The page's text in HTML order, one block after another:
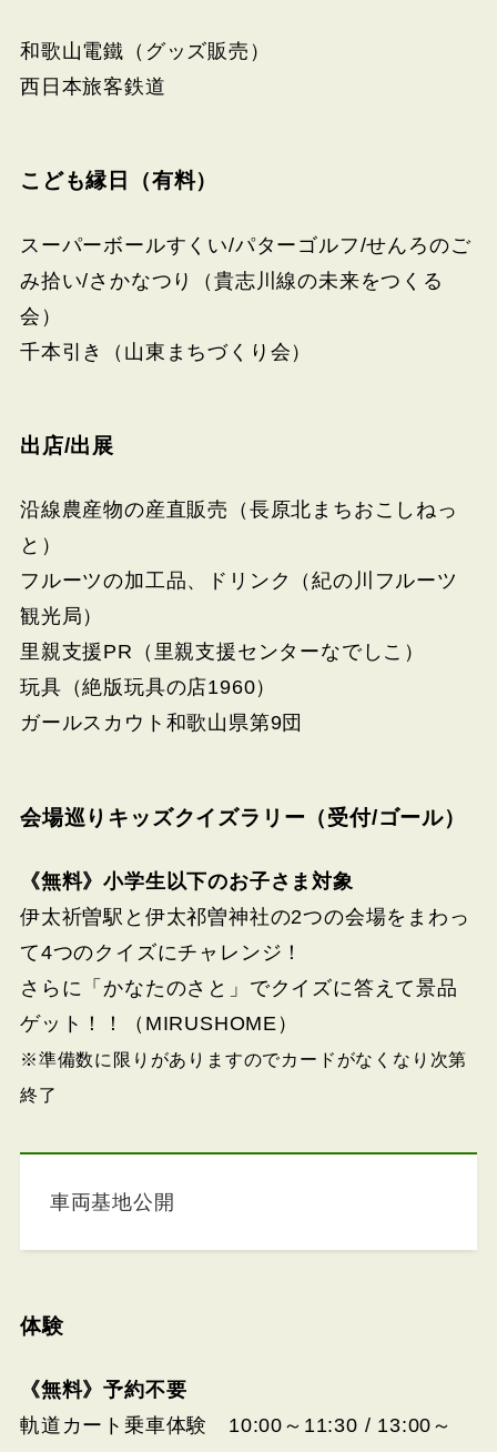
和歌山電鐵（グッズ販売）
西日本旅客鉄道
こども縁日（有料）
スーパーボールすくい/パターゴルフ/せんろのご
み拾い/さかなつり（貴志川線の未来をつくる
会）
千本引き（山東まちづくり会）
出店/出展
沿線農産物の産直販売（長原北まちおこしねっ
と）
フルーツの加工品、ドリンク（紀の川フルーツ
観光局）
里親支援PR（里親支援センターなでしこ）
玩具（絶版玩具の店1960）
ガールスカウト和歌山県第9団
会場巡りキッズクイズラリー（受付/ゴール）
《無料》小学生以下のお子さま対象
伊太祈曽駅と伊太祁曽神社の2つの会場をまわっ
て4つのクイズにチャレンジ！
さらに「かなたのさと」でクイズに答えて景品
ゲット！！（MIRUSHOME）
※準備数に限りがありますのでカードがなくなり次第
終了
車両基地公開
体験
《無料》予約不要
軌道カート乗車体験 10:00～11:30 / 13:00～